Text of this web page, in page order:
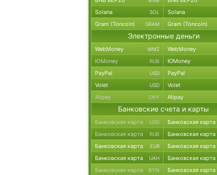
Solana SOL Solana
Gram (Toncoin) GRAM Gram (Toncoin)
Электронные деньги
WebMoney WMZ WebMoney
ЮMoney RUB ЮMoney
PayPal USD PayPal
Volet USD Volet
Alipay CNY Alipay
Банковские счета и карты
Банковская карта USD Банковская карта
Банковская карта RUB Банковская карта
Банковская карта EUR Банковская карта
Банковская карта UAH Банковская карта
Банковская карта BYN Банковская карта